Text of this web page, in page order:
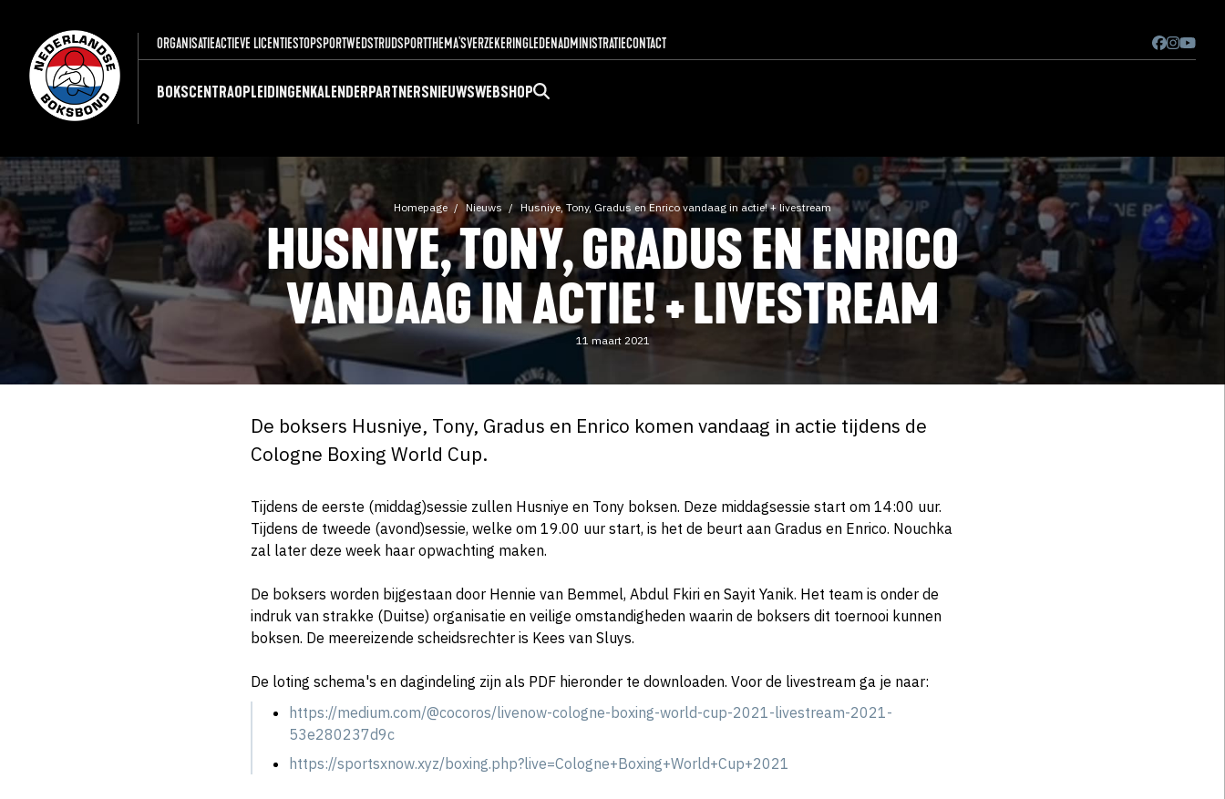
ORGANISATIEACTIEVE LICENTIESTOPSPORTWEDSTRIJDSPORTTHEMA'SVERZEKERINGLEDENADMINISTRATIECONTACT
BOKSCENTRAOPLEIDINGENKALENDERPARTNERSNIEUWSWEBSHOP
Homepage Nieuws Husniye, Tony, Gradus en Enrico vandaag in actie! + livestream
HUSNIYE, TONY, GRADUS EN ENRICO
VANDAAG IN ACTIE! + LIVESTREAM
11 maart 2021
De boksers Husniye, Tony, Gradus en Enrico komen vandaag in actie tijdens de
Cologne Boxing World Cup.
Tijdens de eerste (middag)sessie zullen Husniye en Tony boksen. Deze middagsessie start om 14:00 uur.
Tijdens de tweede (avond)sessie, welke om 19.00 uur start, is het de beurt aan Gradus en Enrico. Nouchka
zal later deze week haar opwachting maken.
De boksers worden bijgestaan door Hennie van Bemmel, Abdul Fkiri en Sayit Yanik. Het team is onder de
indruk van strakke (Duitse) organisatie en veilige omstandigheden waarin de boksers dit toernooi kunnen
boksen. De meereizende scheidsrechter is Kees van Sluys.
De loting schema's en dagindeling zijn als PDF hieronder te downloaden. Voor de livestream ga je naar:
https://medium.com/@cocoros/livenow-cologne-boxing-world-cup-2021-livestream-2021-
53e280237d9c
https://sportsxnow.xyz/boxing.php?live=Cologne+Boxing+World+Cup+2021